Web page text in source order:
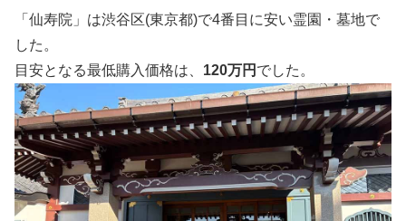
「仙寿院」は渋谷区(東京都)で4番目に安い霊園・墓地で
した。
目安となる最低購入価格は、 120万円 でした。